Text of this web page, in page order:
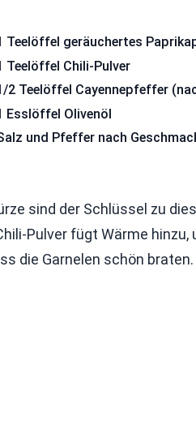
Teelöffel geräuchertes
Teelöffel Chili-Pulver
2 Teelöffel Cayennepfeffer
Esslöffel Olivenöl
und Pfeffer nach
sind der Schlüssel zu
Pulver fügt Wärme
die Garnelen schön